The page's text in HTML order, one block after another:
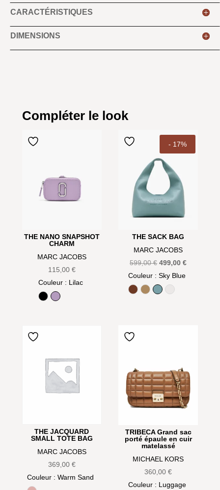
CARACTÉRISTIQUES
DIMENSIONS
Compléter le look
THE NANO SNAPSHOT
CHARM
MARC JACOBS
115,00 €
Couleur: Lilac
BlackLilac
- 17%
THE SACK BAG
MARC JACOBS
599,00€ Le
prix
initial
499,00€Le
Couleur : Sky Blue
Argan Oil
CamelSky Blue
White
THE JACQUARD
SMALL TOTE BAG
MARC JACOBS
369,00 €
Couleur : Warm Sand
TRIBECA Grand sac
porté épaule en cuir
matelassé
MICHAEL KORS
360,00€
Couleur: Luggage